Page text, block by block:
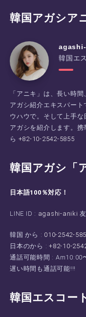
韓国アガシア
韓国エ
「アニキ」は、長い時
アガシ紹介エキスパー
ウハウで。そして上手
アガシを紹介します。
ら +82-10-2542-5855
韓国アガシ「
日本語100％対応！
LINE ID : agashi-aniki
韓国 から : 010-2542-
日本のから : +82-10-
通話可能時間 : Am10:00
遅い時間も通話可能!!!
韓国エスコー